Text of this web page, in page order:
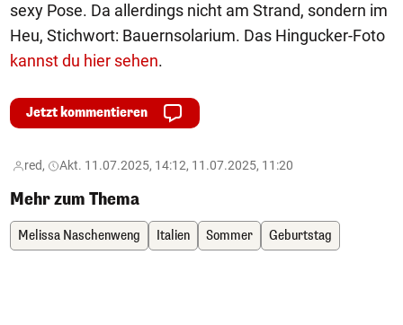
sexy Pose. Da allerdings nicht am Strand, sondern im
Heu, Stichwort: Bauernsolarium. Das Hingucker-Foto
kannst du hier sehen.
Jetzt kommentieren
red, Akt. 11.07.2025, 14:12, 11.07.2025, 11:20
Mehr zum Thema
Melissa Naschenweng Italien Sommer Geburtstag